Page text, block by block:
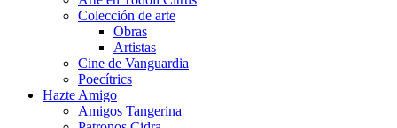
Colección de arte
Obras
Artistas
Cine de Vanguardia
Poecítrics
Hazte Amigo
Amigos Tangerina